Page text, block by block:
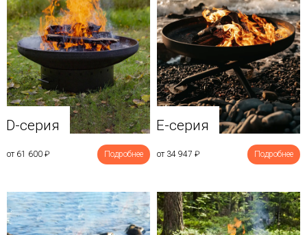
D-серия
от 61 600 ₽ Подробнее
E-серия
от 34 947 ₽ Подробнее